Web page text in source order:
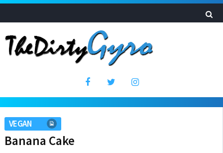
VEGAN
Banana Cake